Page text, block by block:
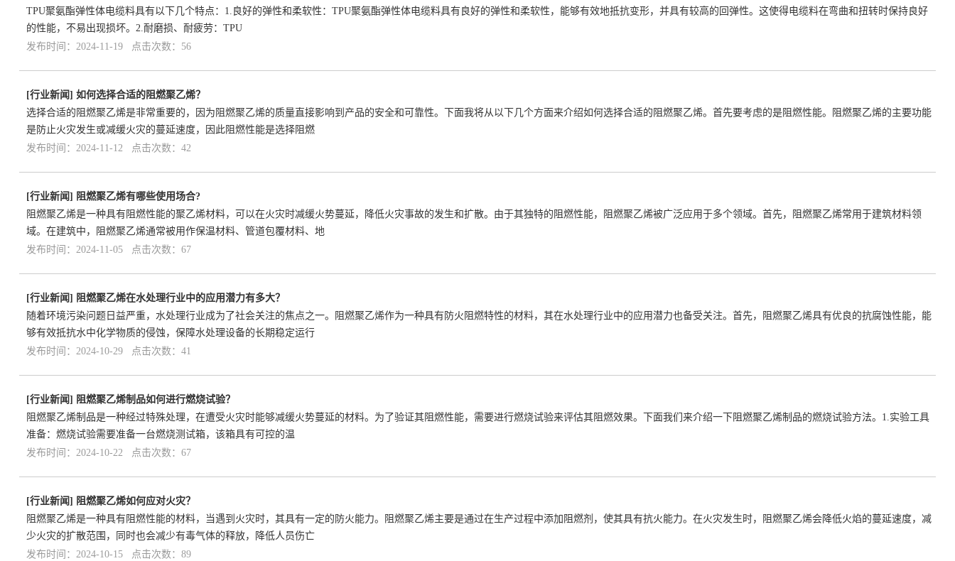
TPU聚氨酯弹性体电缆料具有以下几个特点：1.良好的弹性和柔软性：TPU聚氨酯弹性体电缆料具有良好的弹性和柔软性，能够有效地抵抗变形，并具有较高的回弹性。这使得电缆料在弯曲和扭转时保持良好
的性能，不易出现损坏。2.耐磨损、耐疲劳：TPU
发布时间：2024-11-19 点击次数：56
[行业新闻] 如何选择合适的阻燃聚乙烯？
选择合适的阻燃聚乙烯是非常重要的，因为阻燃聚乙烯的质量直接影响到产品的安全和可靠性。下面我将从以下几个方面来介绍如何选择合适的阻燃聚乙烯。首先要考虑的是阻燃性能。阻燃聚乙烯的主要功能
是防止火灾发生或减缓火灾的蔓延速度，因此阻燃性能是选择阻燃
发布时间：2024-11-12 点击次数：42
[行业新闻] 阻燃聚乙烯有哪些使用场合?
阻燃聚乙烯是一种具有阻燃性能的聚乙烯材料，可以在火灾时减缓火势蔓延，降低火灾事故的发生和扩散。由于其独特的阻燃性能，阻燃聚乙烯被广泛应用于多个领域。首先，阻燃聚乙烯常用于建筑材料领
域。在建筑中，阻燃聚乙烯通常被用作保温材料、管道包覆材料、地
发布时间：2024-11-05 点击次数：67
[行业新闻] 阻燃聚乙烯在水处理行业中的应用潜力有多大？
随着环境污染问题日益严重，水处理行业成为了社会关注的焦点之一。阻燃聚乙烯作为一种具有防火阻燃特性的材料，其在水处理行业中的应用潜力也备受关注。首先，阻燃聚乙烯具有优良的抗腐蚀性能，能
够有效抵抗水中化学物质的侵蚀，保障水处理设备的长期稳定运行
发布时间：2024-10-29 点击次数：41
[行业新闻] 阻燃聚乙烯制品如何进行燃烧试验？
阻燃聚乙烯制品是一种经过特殊处理，在遭受火灾时能够减缓火势蔓延的材料。为了验证其阻燃性能，需要进行燃烧试验来评估其阻燃效果。下面我们来介绍一下阻燃聚乙烯制品的燃烧试验方法。1.实验工具
准备：燃烧试验需要准备一台燃烧测试箱，该箱具有可控的温
发布时间：2024-10-22 点击次数：67
[行业新闻] 阻燃聚乙烯如何应对火灾？
阻燃聚乙烯是一种具有阻燃性能的材料，当遇到火灾时，其具有一定的防火能力。阻燃聚乙烯主要是通过在生产过程中添加阻燃剂，使其具有抗火能力。在火灾发生时，阻燃聚乙烯会降低火焰的蔓延速度，减
少火灾的扩散范围，同时也会减少有毒气体的释放，降低人员伤亡
发布时间：2024-10-15 点击次数：89